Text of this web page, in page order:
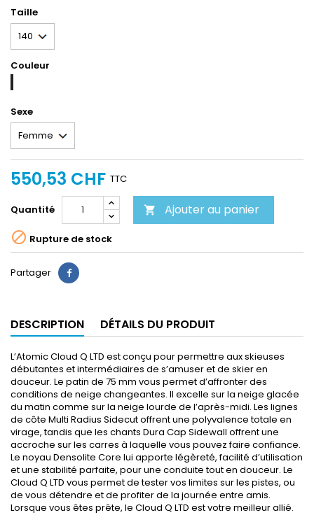
Taille
Couleur
Sexe
550,53 CHF TTC
Quantité  Ajouter au panier
 Rupture de stock
Partager
DESCRIPTION DÉTAILS DU PRODUIT
L’Atomic Cloud Q LTD est conçu pour permettre aux skieuses
débutantes et intermédiaires de s’amuser et de skier en
douceur. Le patin de 75 mm vous permet d’affronter des
conditions de neige changeantes. Il excelle sur la neige glacée
du matin comme sur la neige lourde de l’après-midi. Les lignes
de côte Multi Radius Sidecut offrent une polyvalence totale en
virage, tandis que les chants Dura Cap Sidewall offrent une
accroche sur les carres à laquelle vous pouvez faire confiance.
Le noyau Densolite Core lui apporte légèreté, facilité d’utilisation
et une stabilité parfaite, pour une conduite tout en douceur. Le
Cloud Q LTD vous permet de tester vos limites sur les pistes, ou
de vous détendre et de profiter de la journée entre amis.
Lorsque vous êtes prête, le Cloud Q LTD est votre meilleur allié.